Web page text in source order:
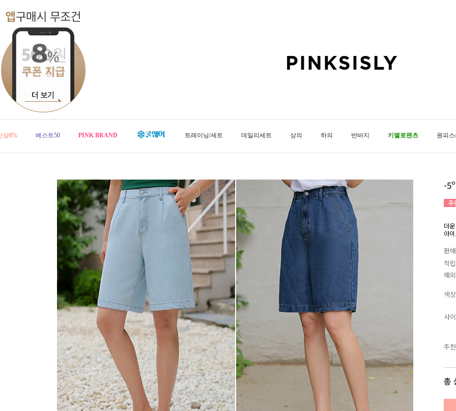
상8% 베스트50 PINK BRAND 트레이닝/세트 데일리세트 상의 하의 반바지 키별로팬츠 원피
-
더
아
판
적
해
색상
사
추
총